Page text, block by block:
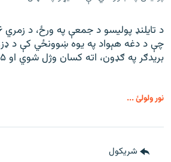
چې د دغه هېواد په یوه ښوونځي کې د
بریدګر په ګډون، اته کسان وژل شوي او ۱۵ نور ټپیان دي.
نور ولولئ ...
شريکول